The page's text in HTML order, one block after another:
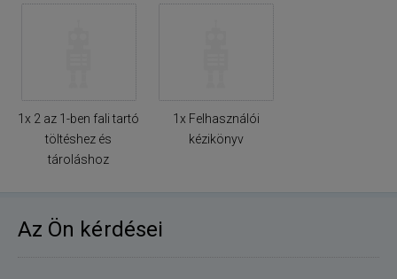
1x 2 az 1-ben fali tartó
töltéshez és
tároláshoz
1x Felhasználói
kézikönyv
Az Ön kérdései